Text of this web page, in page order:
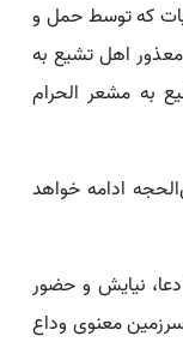
که توسط حمل و
اهل تشیع به
به مشعر الحرام
ادامه خواهد
نیایش و حضور
معنوی وداع